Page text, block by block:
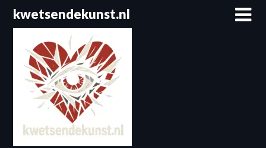
Spring
naar
inhoud
kwetsendekunst.nl